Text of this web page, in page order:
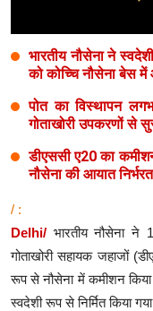
About Us
Contact Us
भारतीय नौसेना ने
को कोच्चि नौसेना बेस
पोत का विस्थापन
गोताखोरी उपकरणों से
डीएससी ए20 का
नौसेना की आयात
/ :
Delhi/ भारतीय नौसेना ने
गोताखोरी सहायक जहाजों
रूप से नौसेना में कमीशन
स्वदेशी रूप से निर्मित किया